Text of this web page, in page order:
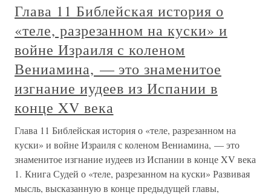
Глава 11 Библейская история о
«теле, разрезанном на куски» и
войне Израиля с коленом
Вениамина, — это знаменитое
изгнание иудеев из Испании в
конце XV века
Глава 11 Библейская история о «теле, разрезанном на
куски» и войне Израиля с коленом Вениамина, — это
знаменитое изгнание иудеев из Испании в конце XV века
1. Книга Судей о «теле, разрезанном на куски» Развивая
мысль, высказанную в конце предыдущей главы,